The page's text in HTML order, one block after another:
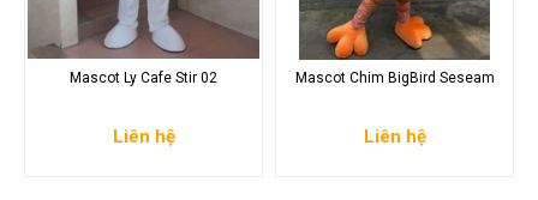
Mascot Ly Cafe Stir 02
Liên hệ
Mascot Chim BigBird Seseam
Liên hệ